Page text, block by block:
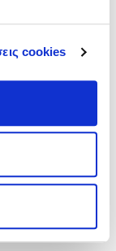
cookies
συναίνεσης